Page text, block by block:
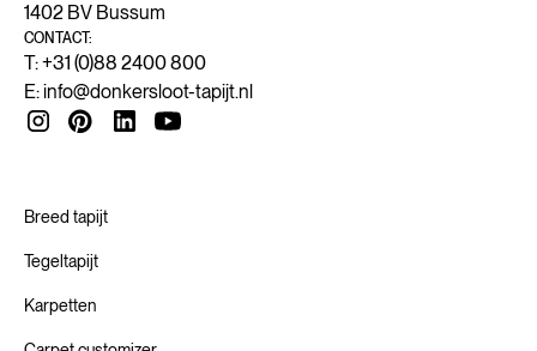
1402 BV Bussum
CONTACT:
T: +31 (0)88 2400 800
E:info@donkersloot-tapijt.nl
Breed tapijt
Tegeltapijt
Karpetten